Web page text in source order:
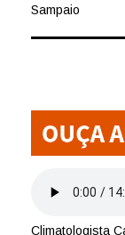
Sampaio
Climatologista